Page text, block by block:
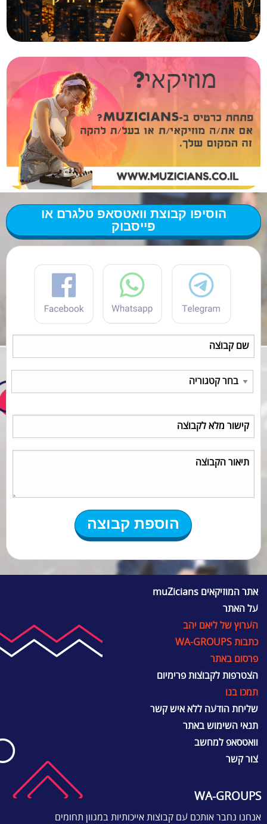
הוסיפו קבוצת וואטסאפ טלגרם או
פייסבוק
אתר המוזיקאים muZicians
על האתר
הערוץ של ליאם יהב
כתבות WA-GROUPS
פרסום באתר
הצטרפות לקבוצות פרימיום
תמכו בנו
שליחת הודעה ללא איש קשר
תנאי השימוש באתר
וואטסאפ למחשב
צור קשר
WA-GROUPS
אנחנו נחבר אותכם עם קבוצות אייכותיות במגוון תחומים